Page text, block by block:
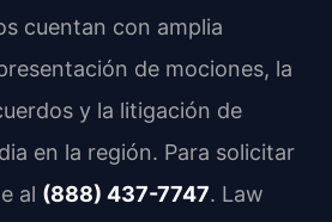
cuentan con amplia
de mociones, la
y la litigación de
en la región. Para solicitar
al (888) 437-7747. Law